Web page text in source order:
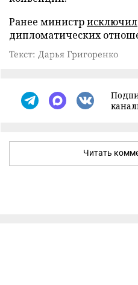
Ранее министрисключил
дипломатических
Текст: Дарья Григоренко
Читать